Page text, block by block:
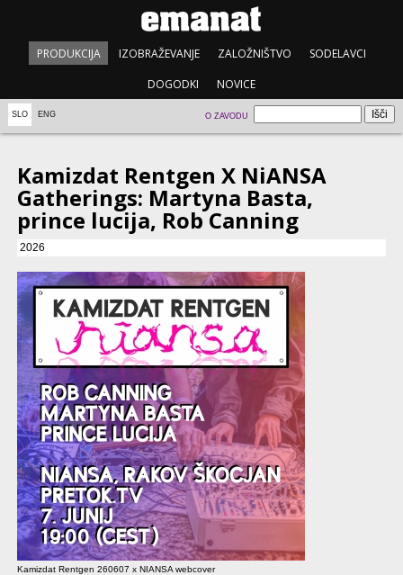
PRODUKCIJA IZOBRAŽEVANJE ZALOŽNIŠTVO SODELAVCI
DOGODKI NOVICE
SLO ENG O ZAVODU
Kamizdat Rentgen X NiANSA
Gatherings: Martyna Basta,
prince lucija, Rob Canning
2026
Kamizdat Rentgen 260607 x NIANSA webcover